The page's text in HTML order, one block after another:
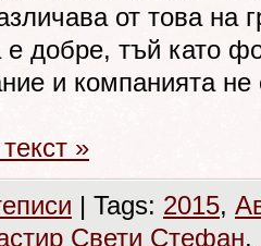
от това на
добре, тъй като
и компанията не
»
| Tags: 2015,
Свети Стефан,